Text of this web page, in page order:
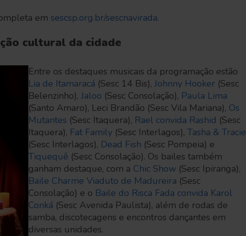
em sescsp.org.br/sescnavirada.
cultural da cidade
Entre os destaques musicais da programação estão
Lia de Itamaracá (Sesc 14 Bis), Johnny Hooker(Sesc
Belenzinho), Jaloo (Sesc Consolação), Paula Lima
(Santo Amaro), Leci Brandão (Sesc Vila Mariana), Os
Mutantes (Sesc Itaquera), Rael convida Rashid (Sesc
Itaquera), Fat Family(Sesc Interlagos), Tasha & Tracie
(Sesc Interlagos), Dead Fish (Sesc Pompeia) e
Tiquequê (Sesc Consolação). Os bailes também
ganham destaque, com a Chic Show (Sesc Ipiranga),
Baile Charme Viaduto de Madureira (Sesc
Consolação) e o Baile do Risca Fada convida Karol
Conká (Sesc Avenida Paulista), além de rodas de
samba, discotecagens e encontros dançantes em
diversas unidades.